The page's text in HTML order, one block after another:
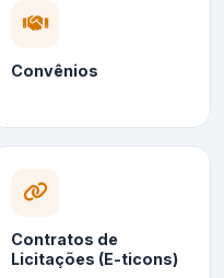
Convênios
Contratos de
Licitações (E-ticons)